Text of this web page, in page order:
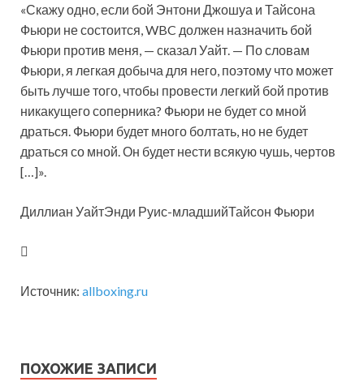
«Скажу одно, если бой Энтони Джошуа и Тайсона
Фьюри не состоится, WBC должен назначить бой
Фьюри против меня, — сказал Уайт. — По словам
Фьюри, я легкая добыча для него, поэтому что может
быть лучше того, чтобы провести легкий бой против
никакущего соперника? Фьюри не будет со мной
драться. Фьюри будет много болтать, но не будет
драться со мной. Он будет нести всякую чушь, чертов
[…]».
Диллиан УайтЭнди Руис-младшийТайсон Фьюри
Источник: allboxing.ru
ПОХОЖИЕ ЗАПИСИ